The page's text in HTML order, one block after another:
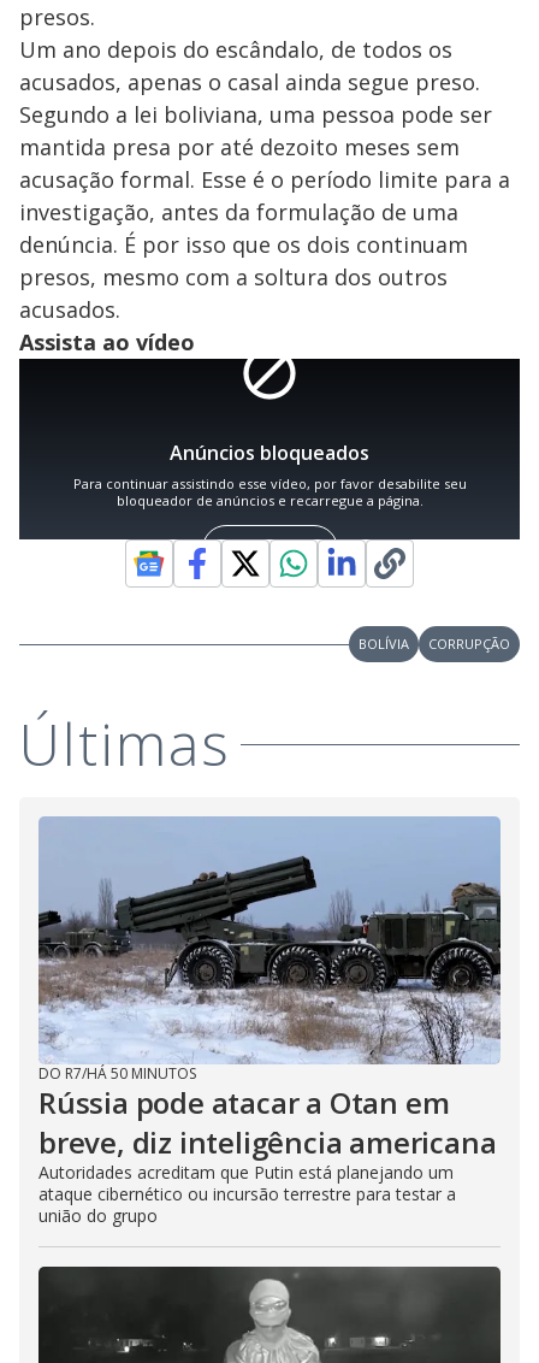
presos.
Um ano depois do escândalo, de todos os
acusados, apenas o casal ainda segue preso.
Segundo a lei boliviana, uma pessoa pode ser
mantida presa por até dezoito meses sem
acusação formal. Esse é o período limite para a
investigação, antes da formulação de uma
denúncia. É por isso que os dois continuam
presos, mesmo com a soltura dos outros
acusados.
Assista ao vídeo
BOLÍVIA CORRUPÇÃO
Últimas
DO R7/HÁ 50 MINUTOS
Rússia pode atacar a Otan em
breve, diz inteligência americana
Autoridades acreditam que Putin está planejando um
ataque cibernético ou incursão terrestre para testar a
união do grupo